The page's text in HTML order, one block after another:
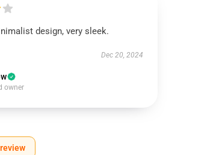
design, very sleek.
Dec 20, 2024
owner